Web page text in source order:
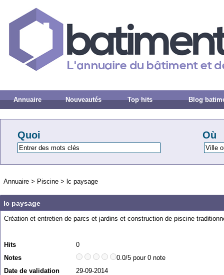
Annuaire Nouveautés Top hits Blog
Quoi Où
Annuaire > Piscine > lc paysage
lc paysage
Création et entretien de parcs et jardins et construction de piscine
Hits
0
Notes
0.0/5 pour 0 note
Date de validation
29-09-2014